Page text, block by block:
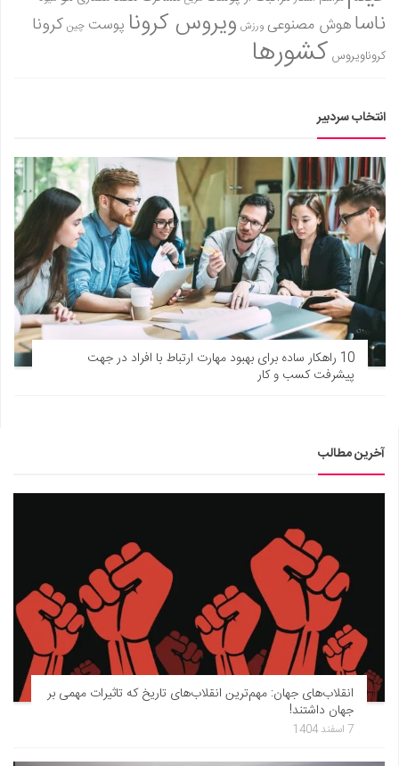
ناساهوش مصنوعی ورزش ویروس کرونا پوست چین کرونا
کروناویروس کشورها
انتخاب سردبیر
10 راهکار ساده برای بهبود مهارت ارتباط با افراد در جهت
پیشرفت کسب و کار
آخرین مطالب
انقلاب‌های جهان: مهم‌ترین انقلاب‌های تاریخ که تاثیرات مهمی بر
جهان داشتند!
7 اسفند 1404